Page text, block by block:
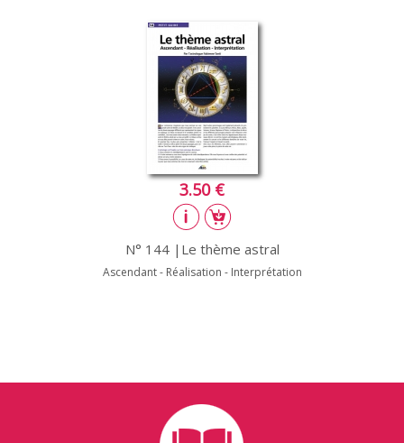
3.50 €
N° 144 |Le thème astral
Ascendant - Réalisation - Interprétation